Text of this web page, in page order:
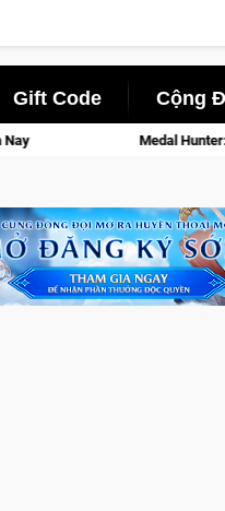
Gift Code Cộng
Hunter: Game bắn súng PvP